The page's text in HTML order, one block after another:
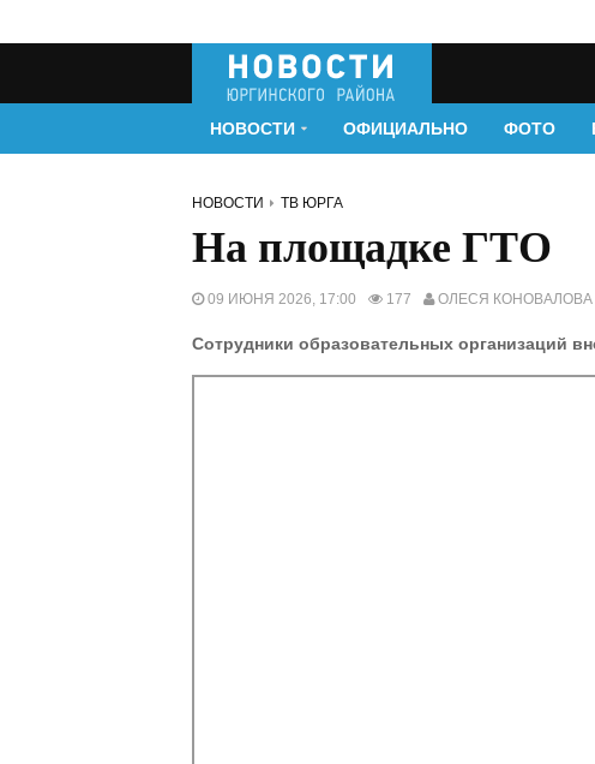
НОВОСТИ ОФИЦИАЛЬНО ФОТО
НОВОСТИ ТВ ЮРГА
На площадке ГТО
09 ИЮНЯ 2026, 17:00 177 ОЛЕСЯ КОНОВАЛОВА
Сотрудники образовательных организаций